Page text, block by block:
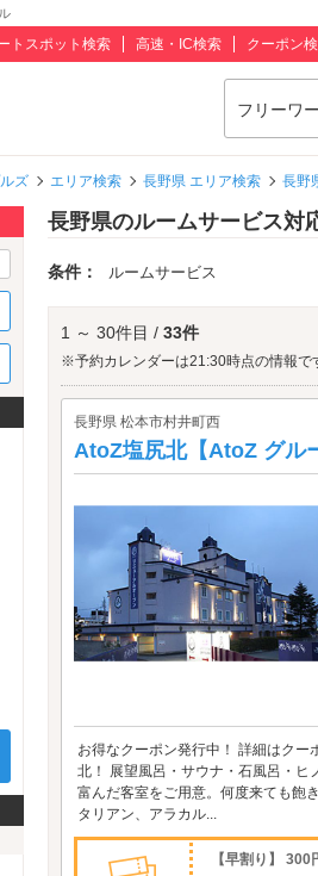
トスポット検索 高速・IC検索 クーポン
フリーワ
ズ エリア検索 長野県 エリア検索 長野
長野県のルームサービス対
条件： ルームサービス
1 ～ 30件目 / 33件
※予約カレンダーは21:30時点の情報で
長野県 松本市村井町西
AtoZ塩尻北【AtoZ グル
お得なクーポン発行中！ 詳細はク
北！ 展望風呂・サウナ・石風呂・ヒ
富んだ客室をご用意。何度来ても飽
タリアン、アラカル...
【早割り】 300